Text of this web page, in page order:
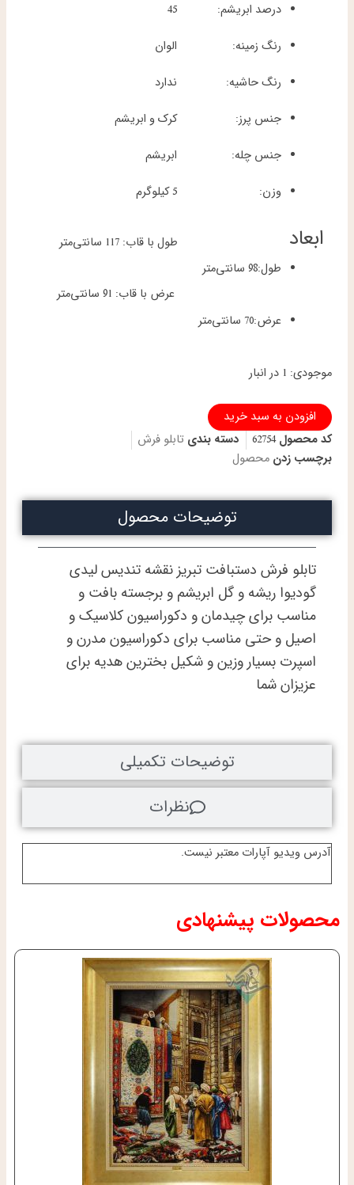
درصد ابریشم:
45
رنگ زمینه:
الوان
رنگ حاشیه:
ندارد
جنس پرز:
کرک و ابریشم
جنس چله:
ابریشم
وزن:
5 کیلوگرم
ابعاد
طول:98 سانتی‌متر
طول با قاب: 117 سانتی‌متر
عرض:70 سانتی‌متر
عرض با قاب: 91 سانتی‌متر
موجودی: 1 در انبار
تابلو
دستباف
تبریز
طرح
بانو
برجسته
عدد
افزودن به سبد خرید
کد محصول62754 دسته بندی تابلو فرش
برچسب زدن محصول
آدرس ویدیو آپارات معتبر نیست.
توضیحات محصول
توضیحات تکمیلی
نظرات
تابلو فرش دستبافت تبریز نقشه تندیس لیدی
گودیوا ریشه و گل ابریشم و برجسته بافت و
مناسب برای چیدمان و دکوراسیون کلاسیک و
اصیل و حتی مناسب برای دکوراسیون مدرن و
اسپرت بسیار وزین و شکیل بخترین هدیه برای
عزیزان شما
محصولات پیشنهادی